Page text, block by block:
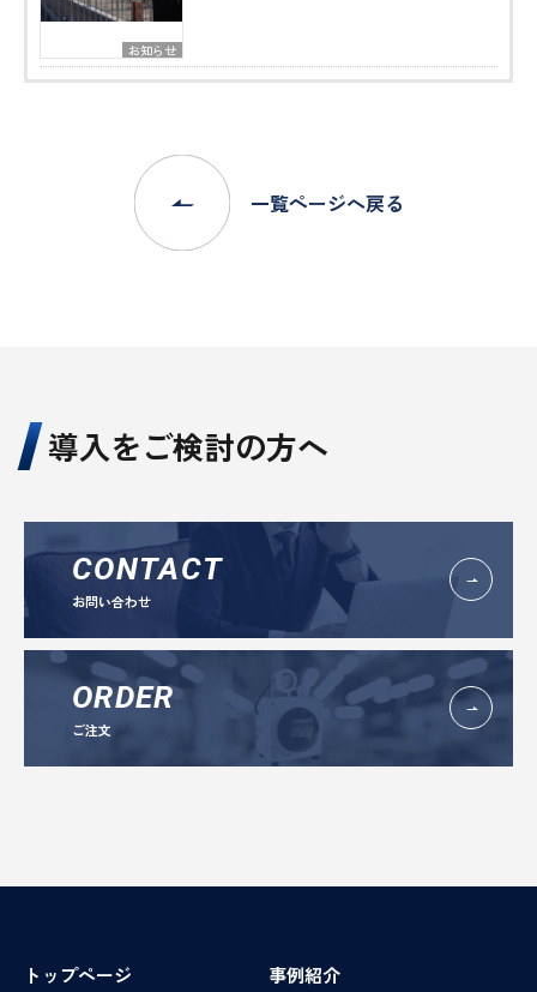
お知らせ
一覧ページへ戻る
導入をご検討の方へ
CONTACT
お問い合わせ
ORDER
ご注文
トップページ
事例紹介